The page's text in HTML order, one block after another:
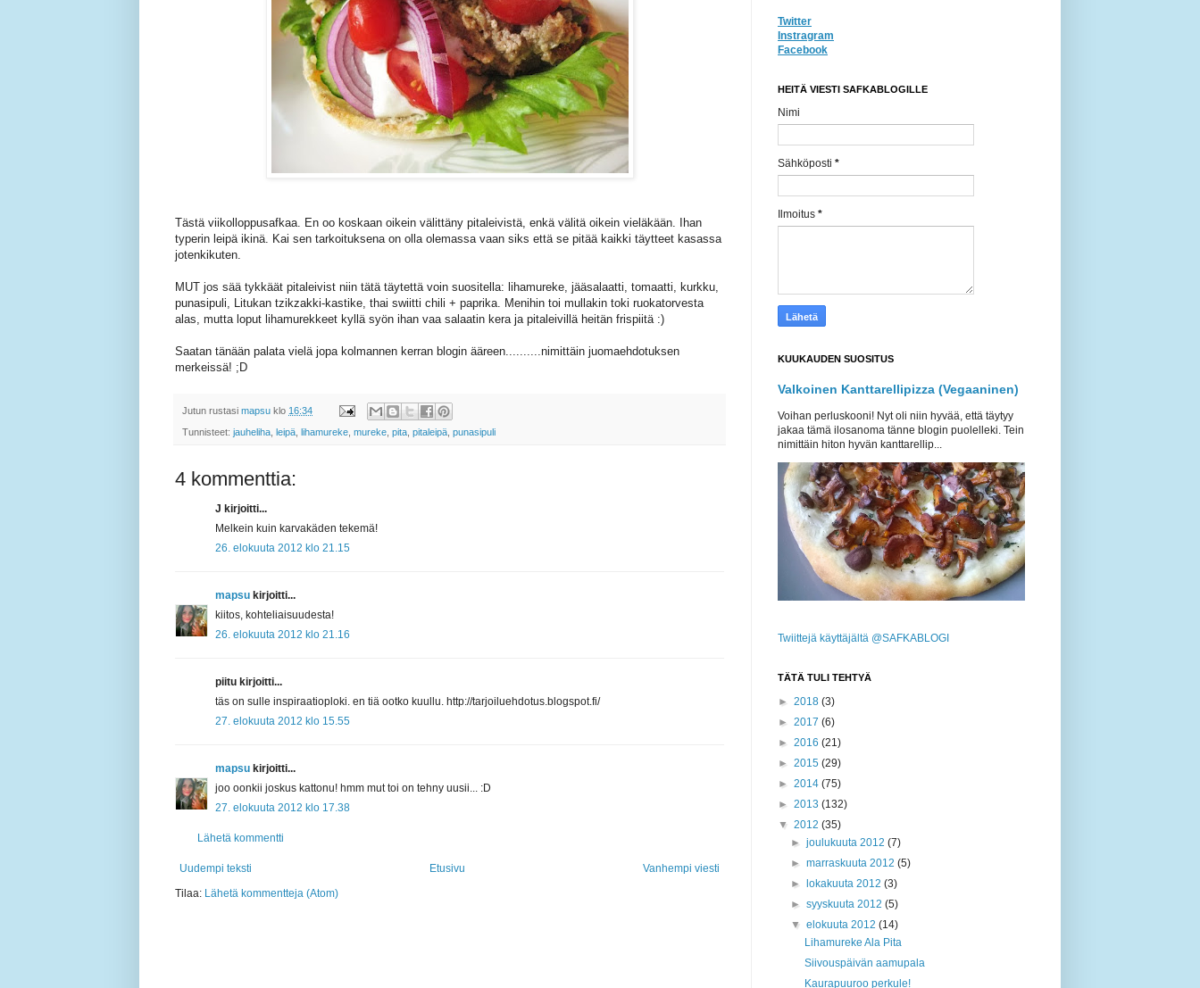
Tästä viikolloppusafkaa. En oo koskaan oikein välittäny pitaleivistä, enkä välitä oikein vieläkään. Ihan
typerin leipä ikinä. Kai sen tarkoituksena on olla olemassa vaan siks että se pitää kaikki täytteet kasassa
jotenkikuten.
MUT jos sää tykkäät pitaleivist niin tätä täytettä voin suositella: lihamureke, jääsalaatti, tomaatti, kurkku,
punasipuli, Litukan tzikzakki-kastike, thai swiitti chili + paprika. Menihin toi mullakin toki ruokatorvesta
alas, mutta loput lihamurekkeet kyllä syön ihan vaa salaatin kera ja pitaleivillä heitän frispiitä :)
Saatan tänään palata vielä jopa kolmannen kerran blogin ääreen..........nimittäin juomaehdotuksen
merkeissä! ;D
Jutun rustasi mapsu klo 16:34
Tunnisteet: jauheliha leipä lihamureke mureke pita pitaleipä punasipuli
4 kommenttia:
J kirjoitti...
Melkein kuin karvakäden tekemä!
26. elokuuta 2012 klo 21.15
mapsu kirjoitti...
kiitos, kohteliaisuudesta!
26. elokuuta 2012 klo 21.16
piitu kirjoitti...
täs on sulle inspiraatioploki. en tiä ootko kuullu. http://tarjoiluehdotus.blogspot.fi/
27. elokuuta 2012 klo 15.55
mapsu kirjoitti...
joo oonkii joskus kattonu! hmm mut toi on tehny uusii... :D
27. elokuuta 2012 klo 17.38
Lähetä kommentti
Uudempi teksti Vanhempi viesti
Etusivu
Tilaa: Lähetä kommentteja (Atom)
Twitter
Instragram
Facebook
HEITÄ VIESTI SAFKABLOGILLE
Nimi
Sähköposti *
Ilmoitus *
KUUKAUDEN SUOSITUS
Valkoinen Kanttarellipizza (Vegaaninen)
Voihan perluskooni! Nyt oli niin hyvää, että täytyy
jakaa tämä ilosanoma tänne blogin puolelleki. Tein
nimittäin hiton hyvän kanttarellip...
Twiittejä käyttäjältä @SAFKABLOGI
TÄTÄ TULI TEHTYÄ
► 2018 (3)
► 2017 (6)
► 2016 (21)
► 2015 (29)
► 2014 (75)
► 2013 (132)
▼ 2012 (35)
►joulukuuta 2012(7)
►marraskuuta 2012(5)
►
lokakuuta 2012(3)
►syyskuuta 2012(5)
▼elokuuta 2012(14)
Lihamureke Ala Pita
Siivouspäivän aamupala
Kaurapuuroo perkule!